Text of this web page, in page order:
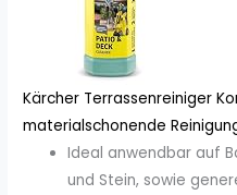
Kärcher Terrassenreiniger
materialschonende
Ideal anwendbar auf
und Stein, sowie